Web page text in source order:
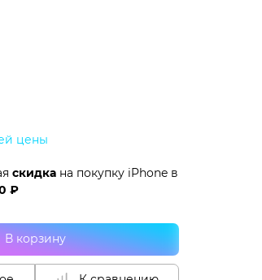
цены
скидкана покупку iPhone в
₽
В корзину